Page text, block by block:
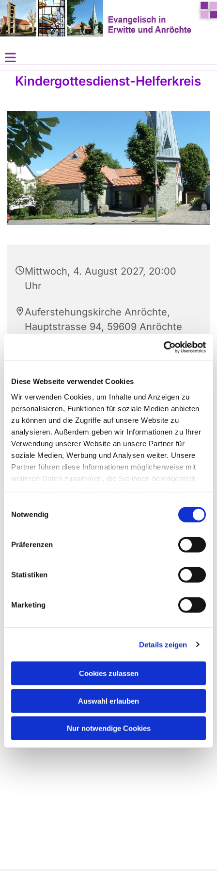
Diese Webseite verwendet Cookies
Wir verwenden Cookies, um Inhalte und Anzeigen zu
personalisieren, Funktionen für soziale Medien anbieten
zu können und die Zugriffe auf unsere Website zu
analysieren. Außerdem geben wir Informationen zu Ihrer
Verwendung unserer Website an unsere Partner für
soziale Medien, Werbung und Analysen weiter. Unsere
Partner führen diese Informationen möglicherweise mit
weiteren Daten zusammen, die Sie ihnen bereitgestellt
Notwendig
Präferenzen
Statistiken
Marketing
Details zeigen
Cookies zulassen
Auswahl erlauben
Nur notwendige Cookies
Kindergottesdienst-Helferkreis
Mittwoch, 4. August 2027, 20:00
Uhr
Auferstehungskirche Anröchte,
Hauptstrasse 94, 59609 Anröchte